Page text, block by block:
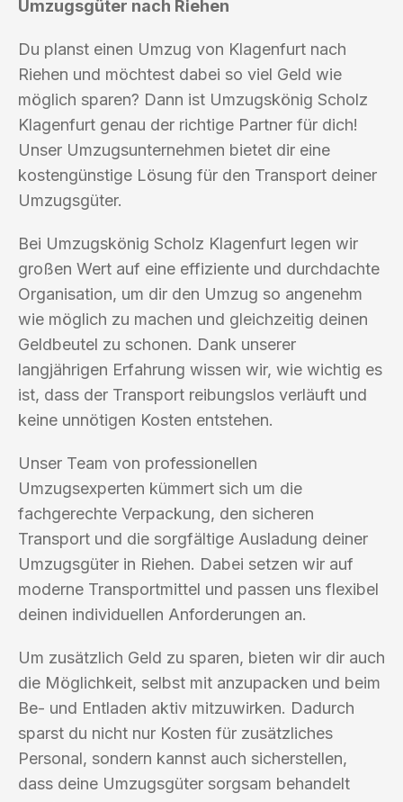
Umzugsgüter nach Riehen
Du planst einen Umzug von Klagenfurt nach
Riehen und möchtest dabei so viel Geld wie
möglich sparen? Dann ist Umzugskönig Scholz
Klagenfurt genau der richtige Partner für dich!
Unser Umzugsunternehmen bietet dir eine
kostengünstige Lösung für den Transport deiner
Umzugsgüter.
Bei Umzugskönig Scholz Klagenfurt legen wir
großen Wert auf eine effiziente und durchdachte
Organisation, um dir den Umzug so angenehm
wie möglich zu machen und gleichzeitig deinen
Geldbeutel zu schonen. Dank unserer
langjährigen Erfahrung wissen wir, wie wichtig es
ist, dass der Transport reibungslos verläuft und
keine unnötigen Kosten entstehen.
Unser Team von professionellen
Umzugsexperten kümmert sich um die
fachgerechte Verpackung, den sicheren
Transport und die sorgfältige Ausladung deiner
Umzugsgüter in Riehen. Dabei setzen wir auf
moderne Transportmittel und passen uns flexibel
deinen individuellen Anforderungen an.
Um zusätzlich Geld zu sparen, bieten wir dir auch
die Möglichkeit, selbst mit anzupacken und beim
Be- und Entladen aktiv mitzuwirken. Dadurch
sparst du nicht nur Kosten für zusätzliches
Personal, sondern kannst auch sicherstellen,
dass deine Umzugsgüter sorgsam behandelt